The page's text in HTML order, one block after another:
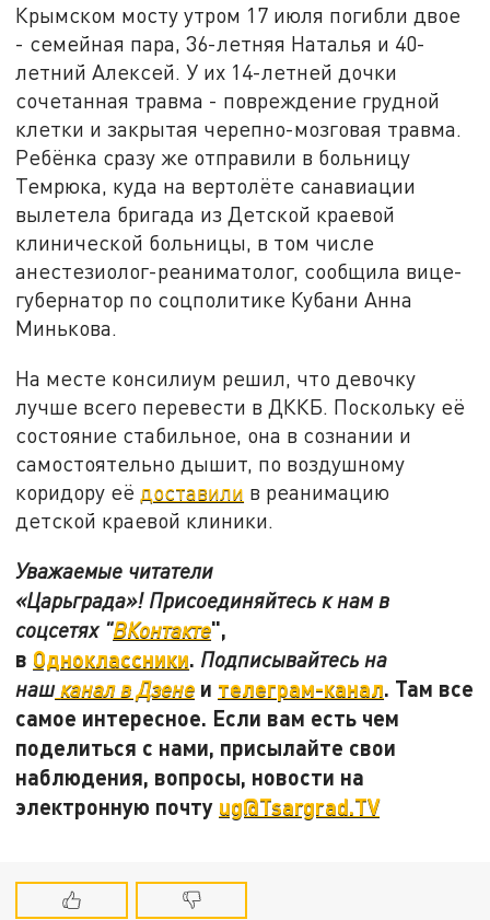
Крымском мосту утром 17 июля погибли двое
- семейная пара, 36-летняя Наталья и 40-
летний Алексей. У их 14-летней дочки
сочетанная травма - повреждение грудной
клетки и закрытая черепно-мозговая травма.
Ребёнка сразу же отправили в больницу
Темрюка, куда на вертолёте санавиации
вылетела бригада из Детской краевой
клинической больницы, в том числе
анестезиолог-реаниматолог, сообщила вице-
губернатор по соцполитике Кубани Анна
Минькова.
На месте консилиум решил, что девочку
лучше всего перевести в ДККБ. Поскольку её
состояние стабильное, она в сознании и
самостоятельно дышит, по воздушному
коридору её доставили в реанимацию
детской краевой клиники.
Уважаемые читатели
«Царьграда»! Присоединяйтесь к нам в
соцсетях "ВКонтакте",
в Одноклассники. Подписывайтесь на
наш канал в Дзене и телеграм-канал. Там все
самое интересное. Если вам есть чем
поделиться с нами, присылайте свои
наблюдения, вопросы, новости на
электронную почту ug@Tsargrad.TV